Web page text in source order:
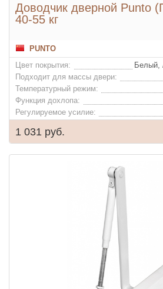
Доводчик дверной Punto
40-55 кг
PUNTO
Цвет покрытия:
Белый,
Подходит для массы двери:
Температурный режим:
Функция дохлопа:
Регулируемое усилие:
1 031 руб.